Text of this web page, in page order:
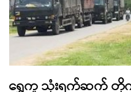
ရွှေကူ သုံးရက်ဆက် တိုက်